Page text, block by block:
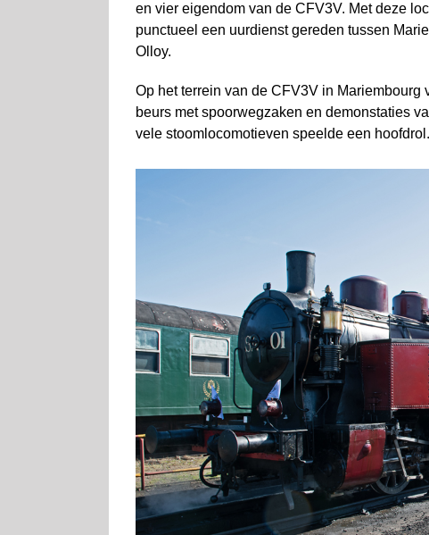
en vier eigendom van de CFV3V. Met deze
punctueel een uurdienst gereden tussen
Olloy.
Op het terrein van de CFV3V in
beurs met spoorwegzaken en demonstaties
vele stoomlocomotieven speelde een hoofdrol.